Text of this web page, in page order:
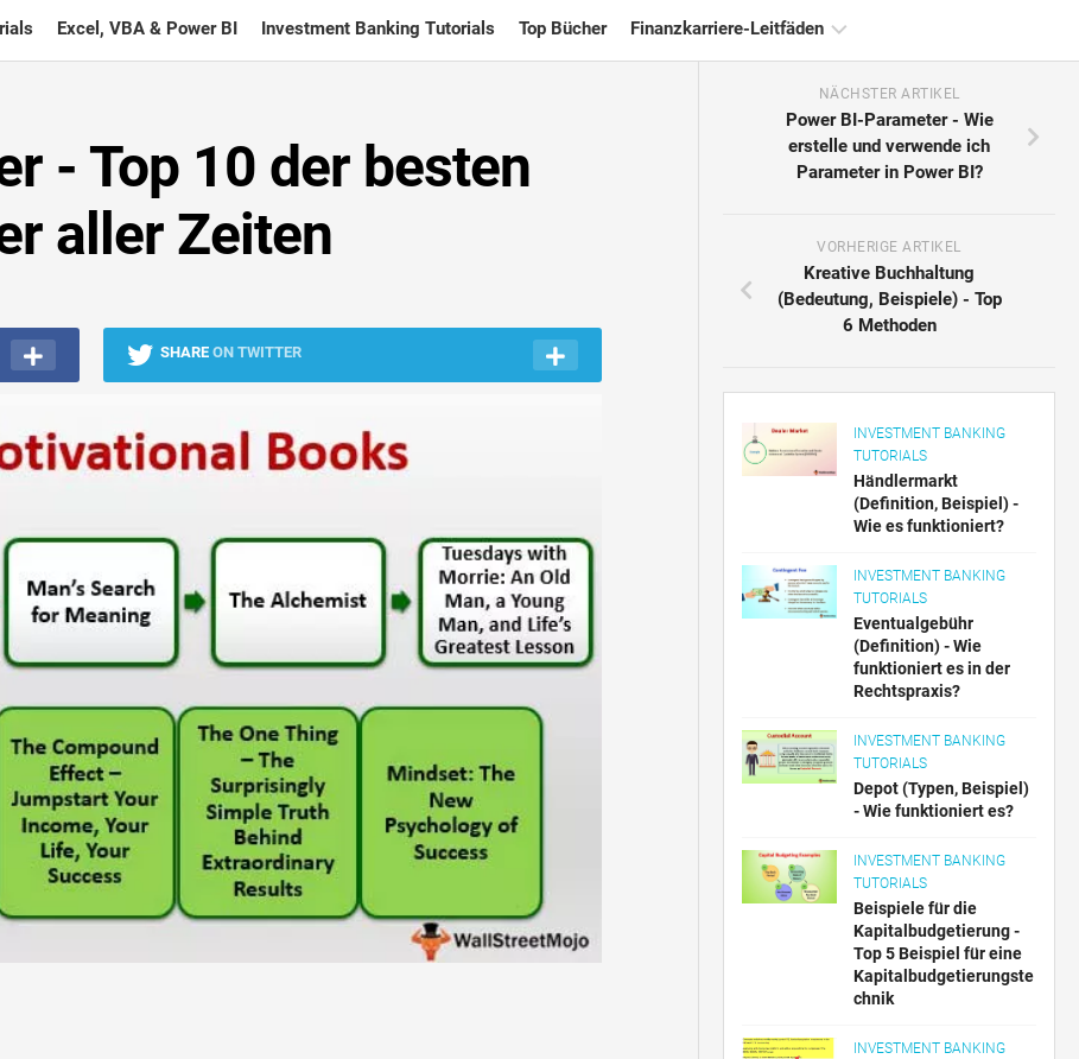
Excel, VBA & Power BI Investment Banking Tutorials Top Bücher Finanzkarriere-Leitfäden
Finanzzertifizierung
Finanzmodellierung
Risikomanagement-
- Top 10 der besten
aller Zeiten
SHARE ON TWITTER
NÄCHSTER ARTIKEL
Power BI-Parameter - Wie
erstelle und verwende ich
Parameter in Power BI?
VORHERIGE ARTIKEL
Kreative Buchhaltung
(Bedeutung, Beispiele) - Top
6 Methoden
INVESTMENT BANKING
TUTORIALS
Händlermarkt
(Definition, Beispiel) -
Wie es funktioniert?
INVESTMENT BANKING
TUTORIALS
Eventualgebühr
(Definition) - Wie
funktioniert es in der
Rechtspraxis?
INVESTMENT BANKING
TUTORIALS
Depot (Typen, Beispiel)
- Wie funktioniert es?
INVESTMENT BANKING
TUTORIALS
Beispiele für die
Kapitalbudgetierung -
Top 5 Beispiel für eine
Kapitalbudgetierungste
chnik
INVESTMENT BANKING